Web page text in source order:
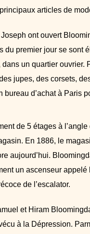
articles de
ont ouvert
premier jour se sont
un quartier
jupes, des corsets,
bureau d’achat à Paris
de 5 étages à
En 1886, le
aujourd’hui.
un ascenseur
de l’escalator.
et Hiram
à la Dépression.